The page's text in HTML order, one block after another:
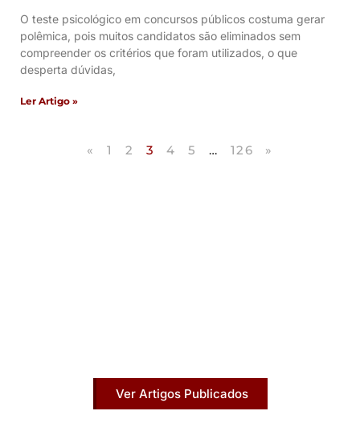
O teste psicológico em concursos públicos costuma gerar
polêmica, pois muitos candidatos são eliminados sem
compreender os critérios que foram utilizados, o que
desperta dúvidas,
Ler Artigo »
« 1 2 3 4 5 … 126 »
Ver Artigos Publicados